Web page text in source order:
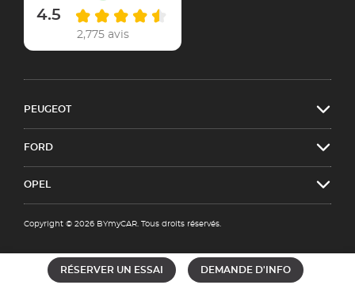
RÉSERVER UN ESSAI DEMANDE D'INFO
4.5
2,775 avis
PEUGEOT
FORD
OPEL
Copyright © 2026 BYmyCAR. Tous droits réservés.